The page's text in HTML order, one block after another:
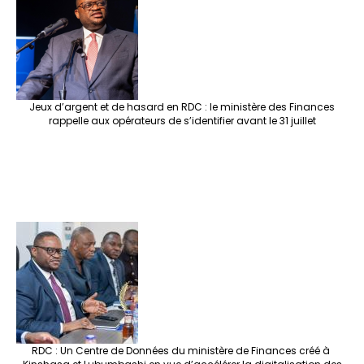
Jeux d’argent et de hasard en RDC : le ministère des Finances
rappelle aux opérateurs de s’identifier avant le 31 juillet
RDC : Un Centre de Données du ministère de Finances créé à